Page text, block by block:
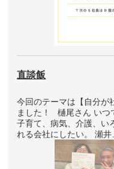
直談飯
今回のテーマは【自分
ました！ 樋尾さん いつ
子育て、病気、介護、い
れる会社にしたい。 瀬井